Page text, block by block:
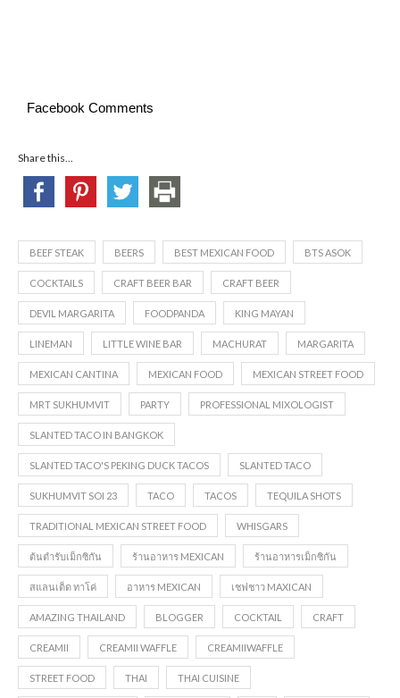
Facebook Comments
Share this...
BEEF STEAK BEERS BEST MEXICAN FOOD BTS ASOK
COCKTAILS CRAFT BEER BAR CRAFT BEER
DEVIL MARGARITA FOODPANDA KING MAYAN
LINEMAN LITTLE WINE BAR MACHURAT MARGARITA
MEXICAN CANTINA MEXICAN FOOD MEXICAN STREET FOOD
MRT SUKHUMVIT PARTY PROFESSIONAL MIXOLOGIST
SLANTED TACO IN BANGKOK
SLANTED TACO'S PEKING DUCK TACOS SLANTED TACO
SUKHUMVIT SOI 23 TACO TACOS TEQUILA SHOTS
TRADITIONAL MEXICAN STREET FOOD WHISGARS
ต้นตำรับเม็กซิกัน ร้านอาหาร MEXICAN ร้านอาหารเม็กซิกัน
สแลนเต็ด ทาโค่ อาหาร MEXICAN เชฟชาว MAXICAN
AMAZING THAILAND BLOGGER COCKTAIL CRAFT
CREAMII CREAMII WAFFLE CREAMIIWAFFLE
STREET FOOD THAI THAI CUISINE